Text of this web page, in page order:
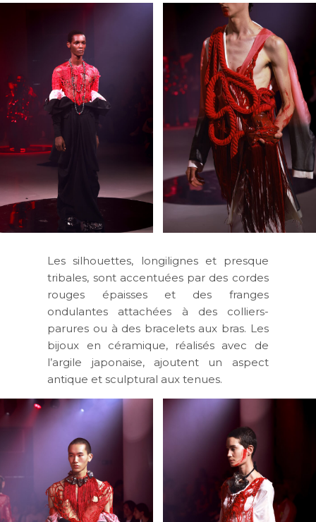
Les silhouettes, longilignes et presque
tribales, sont accentuées par des cordes
rouges épaisses et des franges
ondulantes attachées à des colliers-
parures ou à des bracelets aux bras. Les
bijoux en céramique, réalisés avec de
l’argile japonaise, ajoutent un aspect
antique et sculptural aux tenues.